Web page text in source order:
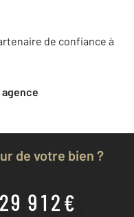
de confiance à
agence
de votre bien ?